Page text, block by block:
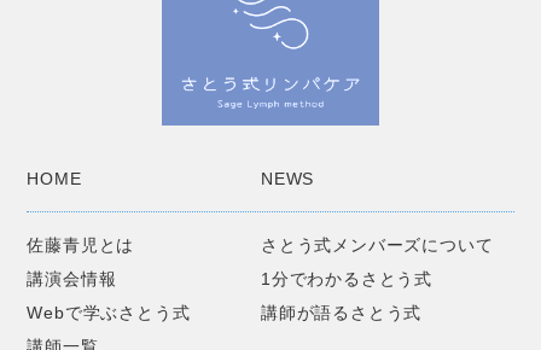
HOME NEWS
佐藤青児とは
さとう式メンバーズについて
講演会情報
1分でわかるさとう式
Webで学ぶさとう式
講師が語るさとう式
講師一覧